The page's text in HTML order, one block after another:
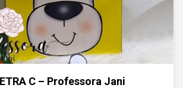
C – Professora Jani